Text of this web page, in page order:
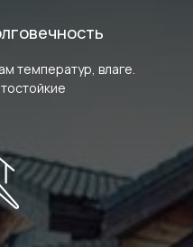
температур, влаге.